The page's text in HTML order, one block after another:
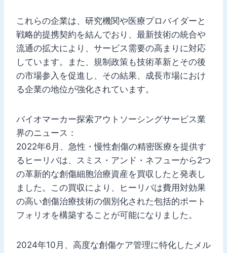
これらの企業は、研究機関や医療プロバイダーと
戦略的提携契約を結んでおり、最新技術の統合や
流通の拡大により、サービス需要の高まりに対応
しています。また、規制政策も技術革新とその後
の市場参入を促進し、その結果、成長市場におけ
る企業の地位が強化されています。
バイオマーカー探索アウトソーシングサービス業
界のニュース：
2022年6月、急性・慢性創傷の精密医療を提供す
るヒーリバは、スミス・アンド・ネフューから2つ
の革新的な創傷細胞治療資産を買収したと発表し
ました。この買収により、ヒーリバは費用対効果
の高い創傷治療技術の個別化された包括的ポート
フォリオを構築することが可能になりました。
2024年10月、高度な創傷ケア管理に特化したメル